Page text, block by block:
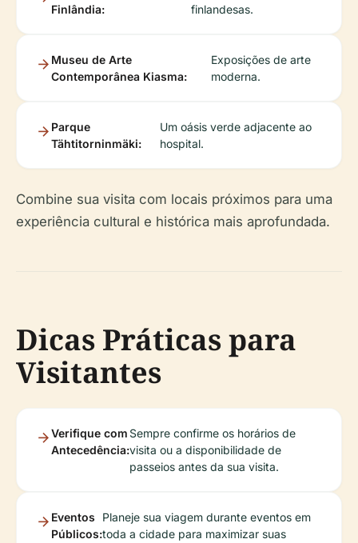
Finlândia:
finlandesas.
Museu de Arte
Contemporânea Kiasma:
Exposições de arte
moderna.
Parque
Tähtitorninmäki:
Um oásis verde adjacente ao
hospital.
Combine sua visita com locais próximos para uma
experiência cultural e histórica mais aprofundada.
Dicas Práticas para
Visitantes
Verifique com
Antecedência:
Sempre confirme os horários de
visita ou a disponibilidade de
passeios antes da sua visita.
Eventos
Públicos:
Planeje sua viagem durante eventos em
toda a cidade para maximizar suas